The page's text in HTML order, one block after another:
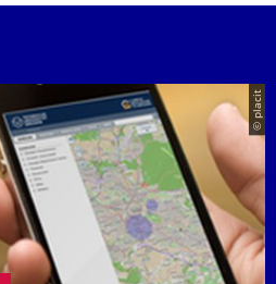
© placit